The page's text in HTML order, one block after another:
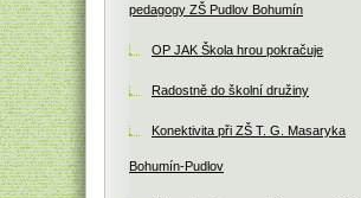
pedagogy ZŠ Pudlov Bohumín
OP JAK Škola hrou pokračuje
Radostně do školní družiny
Konektivita při ZŠ T. G. Masaryka
Bohumín-Pudlov